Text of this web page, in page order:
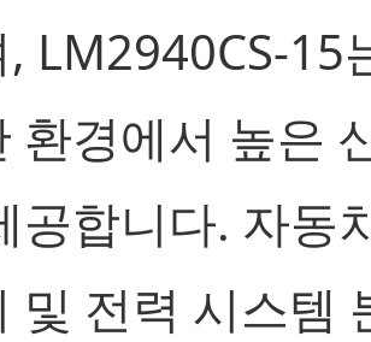
, LM2940CS-15
환경에서 높은
공합니다. 자동
및 전력 시스템